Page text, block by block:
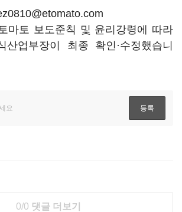
마토 보도준칙 및 윤리강령에 따라
산업부장이 최종 확인·수정했습니
0/0 댓글 더보기